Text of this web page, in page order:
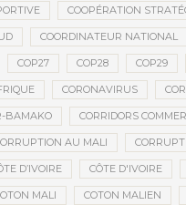
COOPÉRATION
COORDINATEUR NATIONAL
COP27 COP28 COP29
CORONAVIRUS
BAMAKO CORRIDORS
AU MALI
D’IVOIRE CÔTE D'IVOIRE
MALI COTON MALIEN